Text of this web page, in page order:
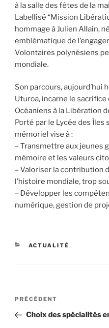
à la salle des fêtes de la
Labellisé “Mission
hommage à Julien Allain,
emblématique de
Volontaires polynésiens
mondiale.
Son parcours, aujourd’hui
Uturoa, incarne le
Océaniens à la Libération
Porté par le Lycée des
mémoriel vise à :
– Transmettre aux jeunes
mémoire et les valeurs
– Valoriser la contribution
l’histoire mondiale, trop
– Développer les
numérique, gestion de
CATÉGORIES
ACTUALITÉ
Navigation
l’article
Article
précédent
PRÉCÉDENT
Choix des spécialités